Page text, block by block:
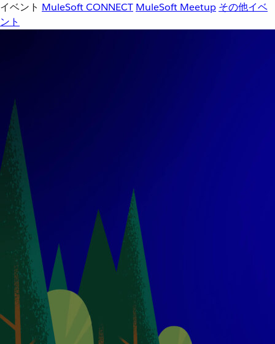
イベント MuleSoft CONNECT MuleSoft Meetup その他イベ
ント